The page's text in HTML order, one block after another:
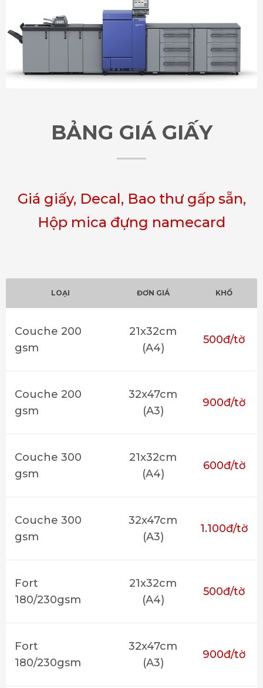
BẢNG GIÁ GIẤY
Giá giấy, Decal, Bao thư gấp sẵn,
Hộp mica đựng namecard
LOẠI ĐƠN GIÁ KHỔ
Couche 200
gsm
21x32cm
(A4)
500đ/tờ
Couche 200
gsm
32x47cm
(A3)
900đ/tờ
Couche 300
gsm
21x32cm
(A4)
600đ/tờ
Couche 300
gsm
32x47cm
(A3)
1.100đ/tờ
Fort
180/230gsm
21x32cm
(A4)
500đ/tờ
Fort
180/230gsm
32x47cm
(A3)
900đ/tờ